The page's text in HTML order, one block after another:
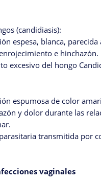
(candidiasis):
espesa, blanca,
e hinchazón.
excesivo del hongo
espumosa de color
y dolor durante las
transmitida por
vaginales